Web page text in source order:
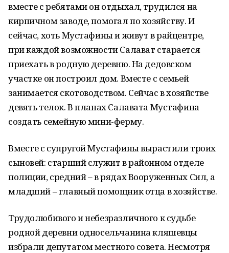
вместе с ребятами он отдыхал, трудился на
кирпичном заводе, помогал по хозяйству. И
сейчас, хоть Мустафины и живут в райцентре,
при каждой возможности Салават старается
приехать в родную деревню. На дедовском
участке он построил дом. Вместе с семьей
занимается скотоводством. Сейчас в хозяйстве
девять телок. В планах Салавата Мустафина
создать семейную мини-ферму.
Вместе с супругой Мустафины вырастили троих
сыновей: старший служит в районном отделе
полиции, средний – в рядах Вооруженных Сил, а
младший – главный помощник отца в хозяйстве.
Трудолюбивого и небезразличного к судьбе
родной деревни односельчанина кляшевцы
избрали депутатом местного совета. Несмотря